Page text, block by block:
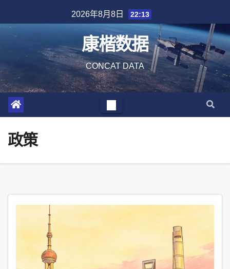
to
content
2026年8月8日 22:13
康楷数据
CONCAT DATA
政策